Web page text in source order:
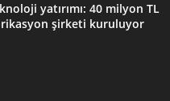
yatırımı: 40 milyon TL
şirketi kuruluyor